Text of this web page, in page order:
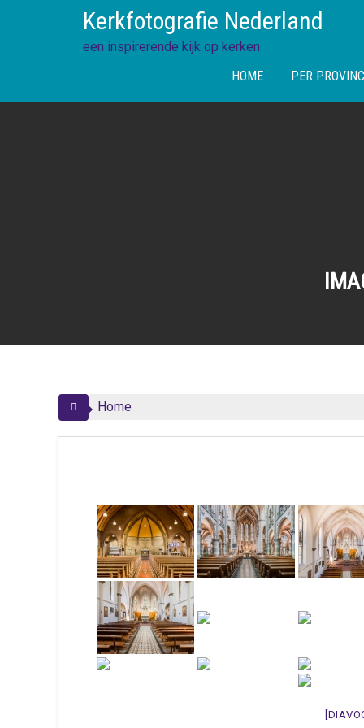
Kerkfotografie Nederland
een inspirerende kijk op kerken
HOME
PER
Home